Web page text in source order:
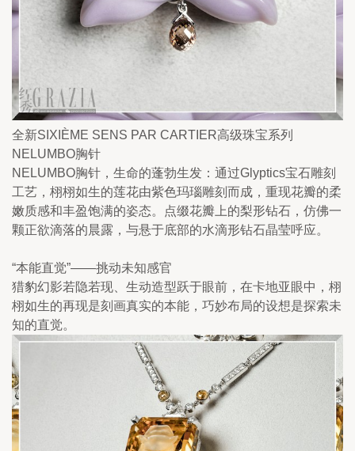
全新SIXIÈME SENS PAR CARTIER高级珠宝系列
NELUMBO胸针
NELUMBO胸针，生命的蓬勃生发：通过Glyptics宝石雕刻
工艺，栩栩如生的莲花由紫色玛瑙雕刻而成，重现花瓣的柔
嫩质感和丰盈饱满的姿态。点缀花瓣上的梨形钻石，仿佛一
颗正欲滴落的晨露，与悬于底部的水滴形钻石晶莹呼应。
“本能直觉”——挑动未知感官
猎豹幻影若隐若现、生动造型跃于眼前，在卡地亚眼中，栩
栩如生的再现是刻画真实的本能，巧妙布局的设想是探索未
知的直觉。